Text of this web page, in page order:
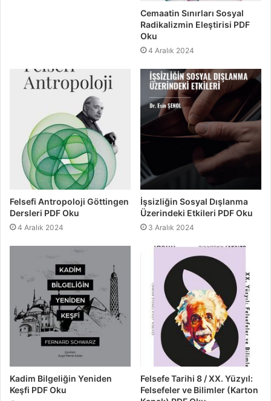
Cemaatin Sınırları Sosyal
Radikalizmin Eleştirisi PDF
Oku
4 Aralık 2024
Felsefi Antropoloji Göttingen
Dersleri PDF Oku
4 Aralık 2024
İşsizliğin Sosyal Dışlanma
Üzerindeki Etkileri PDF Oku
3 Aralık 2024
Kadim Bilgeliğin Yeniden
Keşfi PDF Oku
Felsefe Tarihi 8 / XX. Yüzyıl:
Felsefeler ve Bilimler (Karton